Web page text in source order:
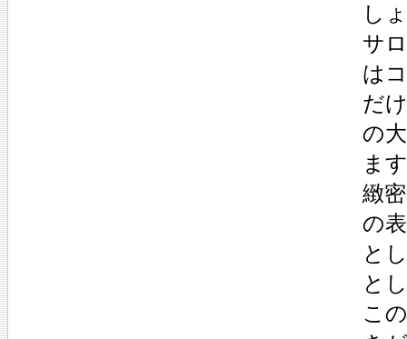
し
サ
は
だ
の
ま
緻
の
と
と
こ